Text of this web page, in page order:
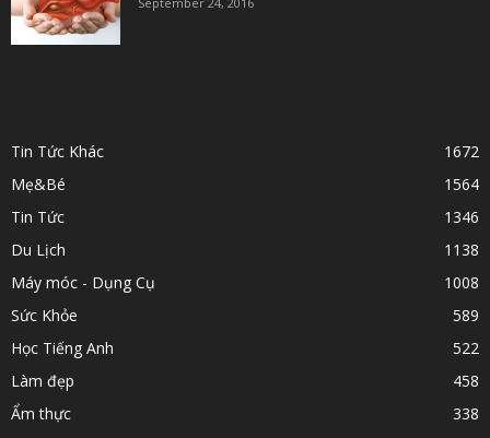
Tin Tức Khác
1672
Mẹ&Bé
1564
Tin Tức
1346
Du Lịch
1138
Máy móc - Dụng Cụ
1008
Sức Khỏe
589
Học Tiếng Anh
522
Làm đẹp
458
Ẩm thực
338